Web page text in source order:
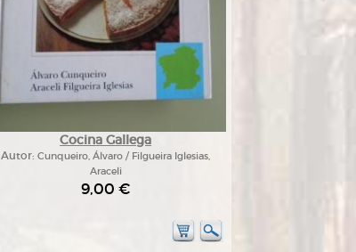
Cocina Gallega
Autor:Cunqueiro, Álvaro / Filgueira Iglesias,
Araceli
9,00 €